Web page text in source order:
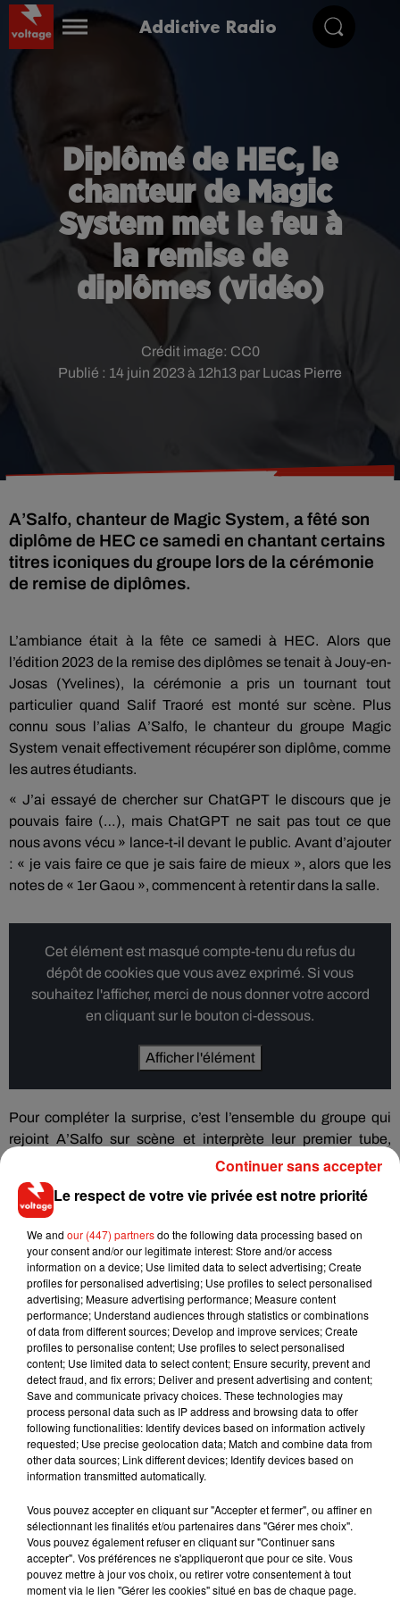
Addictive Radio
Diplômé de HEC, le
chanteur de Magic
System met le feu à
la remise de
diplômes (vidéo)
Publié : 14 juin 2023 à 12h13 par Lucas Pierre
Crédit image: CC0
A’Salfo, chanteur de Magic System, a fêté son
diplôme de HEC ce samedi en chantant certains
titres iconiques du groupe lors de la cérémonie
de remise de diplômes.
L’ambiance était à la fête ce samedi à HEC. Alors que
l’édition 2023 de la remise des diplômes se tenait à Jouy-en-
Josas (Yvelines), la cérémonie a pris un tournant tout
particulier quand Salif Traoré est monté sur scène. Plus
connu sous l’alias A’Salfo, le chanteur du groupe Magic
System venait effectivement récupérer son diplôme, comme
les autres étudiants.
« J’ai essayé de chercher sur ChatGPT le discours que je
pouvais faire (…), mais ChatGPT ne sait pas tout ce que
nous avons vécu » lance-t-il devant le public. Avant d’ajouter
: « je vais faire ce que je sais faire de mieux », alors que les
notes de « 1er Gaou », commencent à retentir dans la salle.
Cet élément est masqué compte-tenu du refus du
dépôt de cookies que vous avez exprimé. Si vous
souhaitez l'afficher, merci de nous donner votre accord
en cliquant sur le bouton ci-dessous.
Afficher l'élément
Pour compléter la surprise, c’est l’ensemble du groupe qui
rejoint A’Salfo sur scène et interprète leur premier tube,
publié en 1999, avant d’enchaîner avec « Magic In The Air »,
single qui a marqué l’été 2014. A’Salfo est quant à lui
désormais diplômé d’un « Global Executive Master In
durée de deux ans, ce diplôme « s’adresse à des dirigeants
ou des managers qui ont ou qui souhaitent se préparer à un
rôle de décideur stratégique au sein de leur entreprise ».
Musique
RÜFÜS DU SOL annonce un nouvel
album après sa tournée mondiale
7 août 2026
Angèle et Amélie Lens dévoilent leur
collaboration tant attendue
Le respect de votre vie privée est notre priorité
We and our (447) partnersdo the following data processing based on
your consent and/or our legitimate interest: Store and/or access
information on a device; Use limited data to select advertising; Create
profiles for personalised advertising; Use profiles to select personalised
advertising; Measure advertising performance; Measure content
performance; Understand audiences through statistics or combinations
of data from different sources; Develop and improve services; Create
profiles to personalise content; Use profiles to select personalised
content; Use limited data to select content; Ensure security, prevent and
detect fraud, and fix errors; Deliver and present advertising and content;
Save and communicate privacy choices. These technologies may
process personal data such as IP address and browsing data to offer
following functionalities: Identify devices based on information actively
requested; Use precise geolocation data; Match and combine data from
other data sources; Link different devices; Identify devices based on
information transmitted automatically.
Vous pouvez accepter en cliquant sur "Accepter et fermer", ou affiner en
sélectionnant les finalités et/ou partenaires dans "Gérer mes choix".
Vous pouvez également refuser en cliquant sur "Continuer sans
accepter". Vos préférences ne s'appliqueront que pour ce site. Vous
pouvez mettre à jour vos choix, ou retirer votre consentement à tout
moment via le lien "Gérer les cookies" situé en bas de chaque page.
Continuer sans accepter